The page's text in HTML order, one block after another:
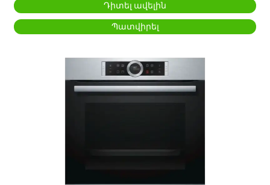
Դիտել ավելին
Պատվիրել